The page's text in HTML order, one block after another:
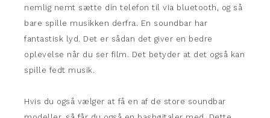
nemlig nemt sætte din telefon til via bluetooth, og så
bare spille musikken derfra. En soundbar har
fantastisk lyd. Det er sådan det giver en bedre
oplevelse når du ser film. Det betyder at det også kan
spille fedt musik.
Hvis du også vælger at få en af de store soundbar